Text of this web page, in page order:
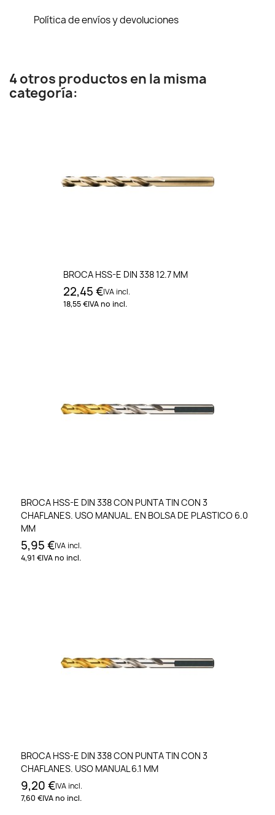
Política de envíos y devoluciones
4 otros productos en la misma
categoría:
BROCA HSS-E DIN 338 12.7 MM
22,45 €IVA incl.
18,55 €IVA no incl.
BROCA HSS-E DIN 338 CON PUNTA TIN CON 3
CHAFLANES. USO MANUAL. EN BOLSA DE PLASTICO 6.0
MM
5,95 €IVA incl.
4,91 €IVA no incl.
BROCA HSS-E DIN 338 CON PUNTA TIN CON 3
CHAFLANES. USO MANUAL 6.1 MM
9,20 €IVA incl.
7,60 €IVA no incl.